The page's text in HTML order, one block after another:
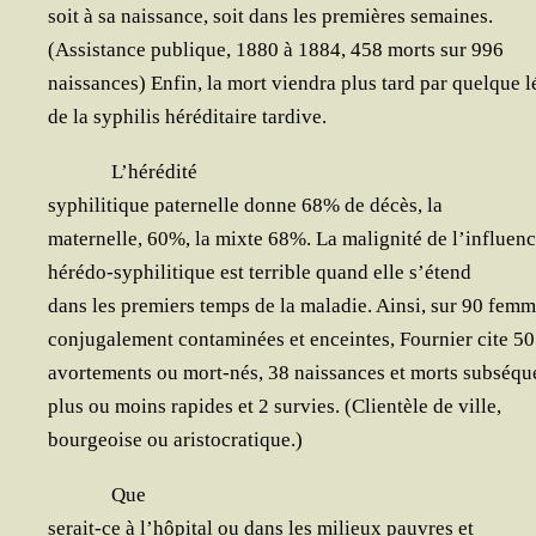
soit à sa nais­sance, soit dans les pre­mières semaines.
(Assis­tance publique, 1880 à 1884, 458 morts sur 996
nais­sances) Enfin, la mort vien­dra plus tard par quelque
de la syphi­lis héré­di­taire tardive.
L’hé­ré­di­té
syphi­li­tique pater­nelle donne 68% de décès, la
mater­nelle, 60%, la mixte 68%. La mali­gni­té de
héré­do-syphi­li­tique est ter­rible quand elle s’étend
dans les pre­miers temps de la mala­die. Ain­si, sur 90
conju­ga­le­ment conta­mi­nées et enceintes, Four­nier cite 50
avor­te­ments ou mort-nés, 38 nais­sances et morts
plus ou moins rapides et 2 sur­vies. (Clien­tèle de ville,
bour­geoise ou aristocratique.)
Que
serait-ce à l’hô­pi­tal ou dans les milieux pauvres et